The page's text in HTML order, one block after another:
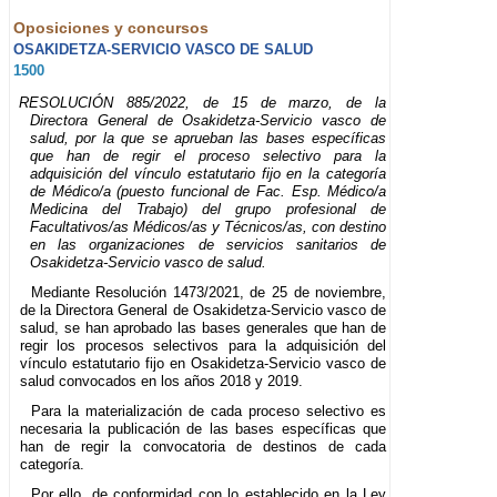
Oposiciones y concursos
OSAKIDETZA-SERVICIO VASCO DE SALUD
1500
RESOLUCIÓN 885/2022, de 15 de marzo, de la
Directora General de Osakidetza-Servicio vasco de
salud, por la que se aprueban las bases específicas
que han de regir el proceso selectivo para la
adquisición del vínculo estatutario fijo en la categoría
de Médico/a (puesto funcional de Fac. Esp. Médico/a
Medicina del Trabajo) del grupo profesional de
Facultativos/as Médicos/as y Técnicos/as, con destino
en las organizaciones de servicios sanitarios de
Osakidetza-Servicio vasco de salud.
Mediante Resolución 1473/2021, de 25 de noviembre,
de la Directora General de Osakidetza-Servicio vasco de
salud, se han aprobado las bases generales que han de
regir los procesos selectivos para la adquisición del
vínculo estatutario fijo en Osakidetza-Servicio vasco de
salud convocados en los años 2018 y 2019.
Para la materialización de cada proceso selectivo es
necesaria la publicación de las bases específicas que
han de regir la convocatoria de destinos de cada
categoría.